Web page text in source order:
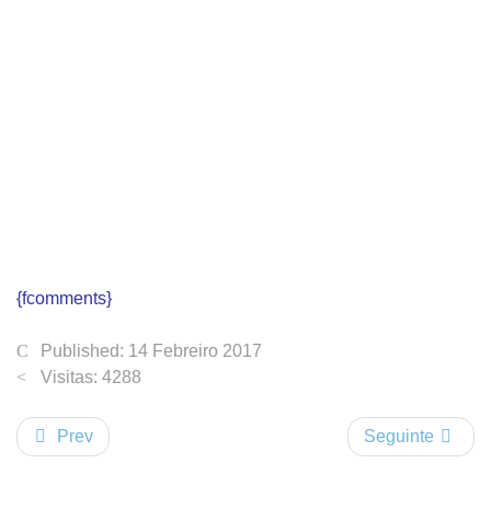
{fcomments}
Published: 14 Febreiro 2017
Visitas: 4288
Prev Seguinte